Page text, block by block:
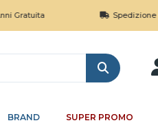
Spedizione Gratuita
Cerca
BRAND SUPER PROMO